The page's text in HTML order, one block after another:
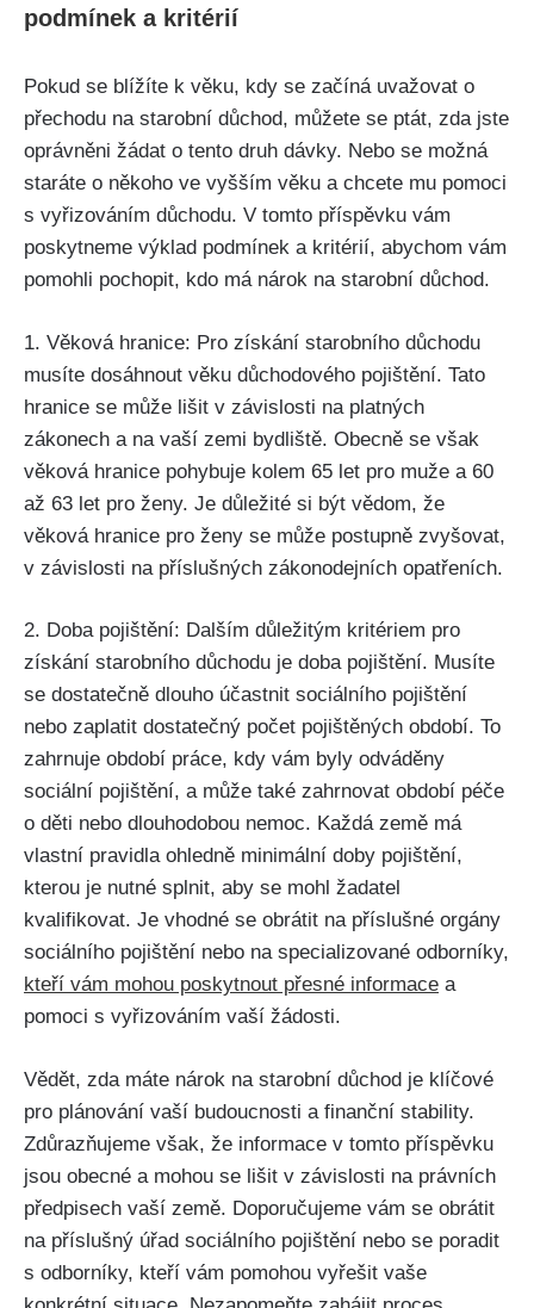
podmínek a kritérií
Pokud se blížíte k věku, kdy se začíná uvažovat o
přechodu na starobní důchod, můžete se ptát, zda jste
oprávněni žádat o tento druh dávky. Nebo se možná
staráte o někoho ve vyšším věku a chcete mu pomoci
s vyřizováním důchodu. V tomto příspěvku vám
poskytneme výklad podmínek a kritérií, abychom vám
pomohli pochopit, kdo má nárok na starobní důchod.
1. Věková hranice: Pro získání starobního důchodu
musíte dosáhnout věku důchodového pojištění. Tato
hranice se může lišit v závislosti na platných
zákonech a na vaší zemi bydliště. Obecně se však
věková hranice pohybuje kolem 65 let pro muže a 60
až 63 let pro ženy. Je důležité si být vědom, že
věková hranice pro ženy se může postupně zvyšovat,
v závislosti na příslušných zákonodejních opatřeních.
2. Doba pojištění: Dalším důležitým kritériem pro
získání starobního důchodu je doba pojištění. Musíte
se dostatečně dlouho účastnit sociálního pojištění
nebo zaplatit dostatečný počet pojištěných období. To
zahrnuje období práce, kdy vám byly odváděny
sociální pojištění, a může také zahrnovat období péče
o děti nebo dlouhodobou nemoc. Každá země má
vlastní pravidla ohledně minimální doby pojištění,
kterou je nutné splnit, aby se mohl žadatel
kvalifikovat. Je vhodné se obrátit na příslušné orgány
sociálního pojištění nebo na specializované odborníky,
kteří vám mohou poskytnout přesné informace a
pomoci s vyřizováním vaší žádosti.
Vědět, zda máte nárok na starobní důchod je klíčové
pro plánování vaší budoucnosti a finanční stability.
Zdůrazňujeme však, že informace v tomto příspěvku
jsou obecné a mohou se lišit v závislosti na právních
předpisech vaší země. Doporučujeme vám se obrátit
na příslušný úřad sociálního pojištění nebo se poradit
s odborníky, kteří vám pomohou vyřešit vaše